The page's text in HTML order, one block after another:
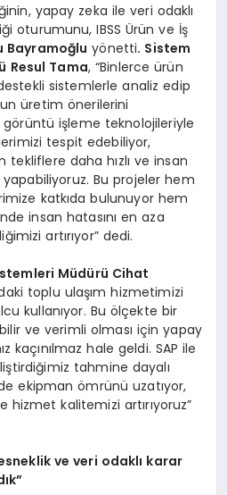
yapay zeka ile veri odaklı
oturumunu, IBSS Ürün ve İş
Bayramoğlu yönetti. Sistem
Resul Tama, “Binlerce ürün
sistemlerle analiz edip
üretim önerilerini
işleme teknolojileriyle
tespit edebiliyor,
daha hızlı ve insan
yapabiliyoruz. Bu projeler hem
katkıda bulunuyor hem
insan hatasını en aza
artırıyor” dedi.
Müdürü Cihat
toplu ulaşım hizmetimizi
kullanıyor. Bu ölçekte bir
ve verimli olması için yapay
kaçınılmaz hale geldi. SAP ile
tahmine dayalı
ekipman ömrünü uzatıyor,
hizmet kalitemizi artırıyoruz”
ve veri odaklı karar